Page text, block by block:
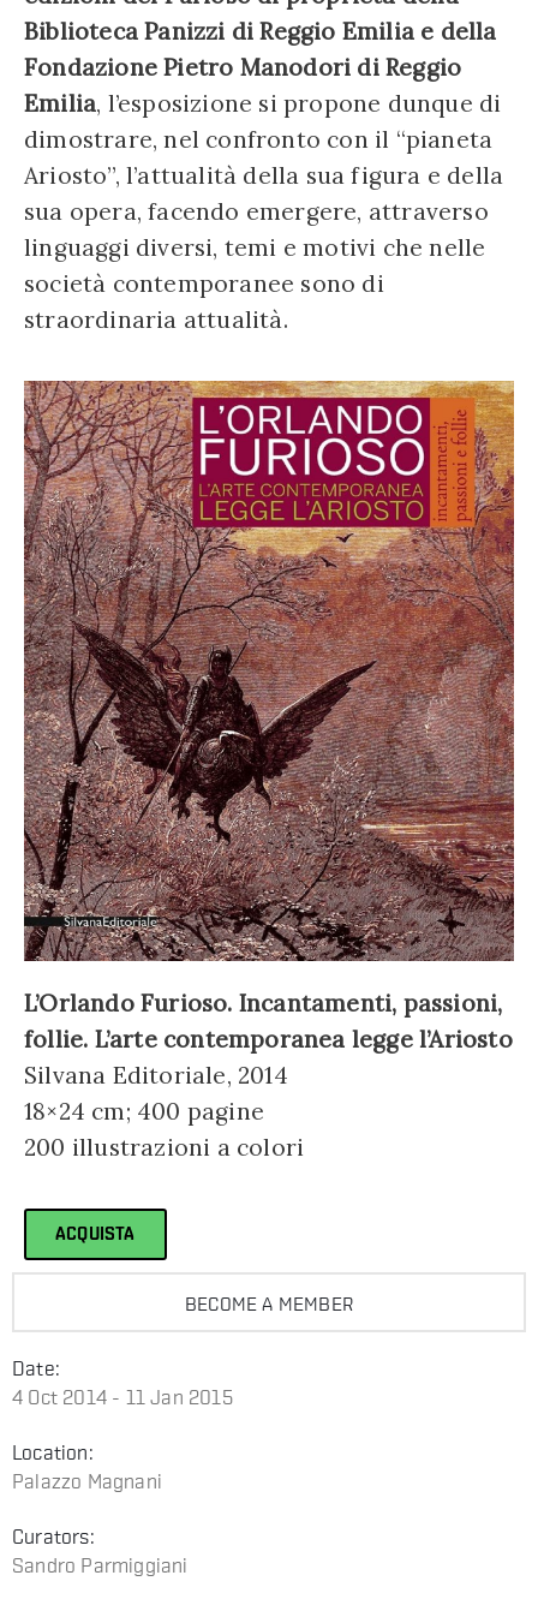
Biblioteca Panizzi di Reggio Emilia e della
Fondazione Pietro Manodori di Reggio
Emilia, l’esposizione si propone dunque di
dimostrare, nel confronto con il “pianeta
Ariosto”, l’attualità della sua figura e della
sua opera, facendo emergere, attraverso
linguaggi diversi, temi e motivi che nelle
società contemporanee sono di
straordinaria attualità.
L’Orlando Furioso. Incantamenti, passioni,
follie. L’arte contemporanea legge l’Ariosto
Silvana Editoriale, 2014
18×24 cm; 400 pagine
200 illustrazioni a colori
ACQUISTA
BECOME A MEMBER
Date:
4 Oct 2014 - 11 Jan 2015
Location:
Palazzo Magnani
Curators:
Sandro Parmiggiani